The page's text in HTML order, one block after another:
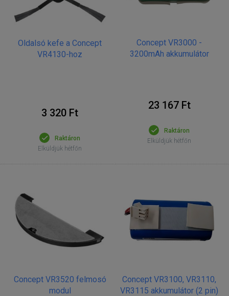
Oldalsó kefe a Concept
VR4130-hoz
3 320 Ft
Raktáron
Elküldjük hétfőn
Concept VR3000 -
3200mAh akkumulátor
23 167 Ft
Raktáron
Elküldjük hétfőn
Concept VR3520 felmosó
modul
Concept VR3100, VR3110,
VR3115 akkumulátor (2 pin)